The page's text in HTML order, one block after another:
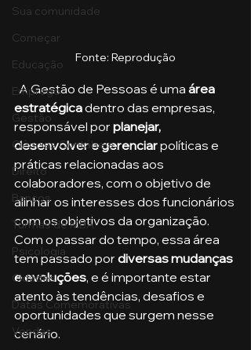
Sua comunidade
Começar
Educação
Emprego
Gestão
Ciências Contábeis
Direito
Bancos
Turmas de MBA
Psicologia
Cidades
Datas Comemorativas
Vendas
Fonte: Reprodução
  A Gestão de Pessoas é uma
área
estratégica dentro das empresas,
responsável por planejar,
desenvolver e gerenciar políticas e
práticas relacionadas aos
colaboradores, com o objetivo de
alinhar os interesses dos funcionários
com os objetivos da organização.
Com o passar do tempo, essa área
tem passado por diversas mudanças
e evoluções, e é importante estar
atento às tendências, desafios e
oportunidades que surgem nesse
cenário.